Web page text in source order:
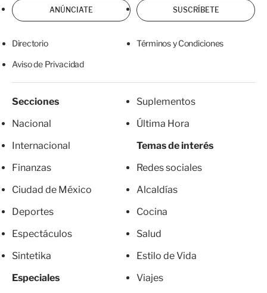
ANÚNCIATE SUSCRÍBETE
Directorio Términos y Condiciones
Aviso de Privacidad
Secciones
Nacional
Internacional
Finanzas
Ciudad de México
Deportes
Espectáculos
Sintetika
Especiales
Suplementos
Última Hora
Temas de interés
Redes sociales
Alcaldías
Cocina
Salud
Estilo de Vida
Viajes